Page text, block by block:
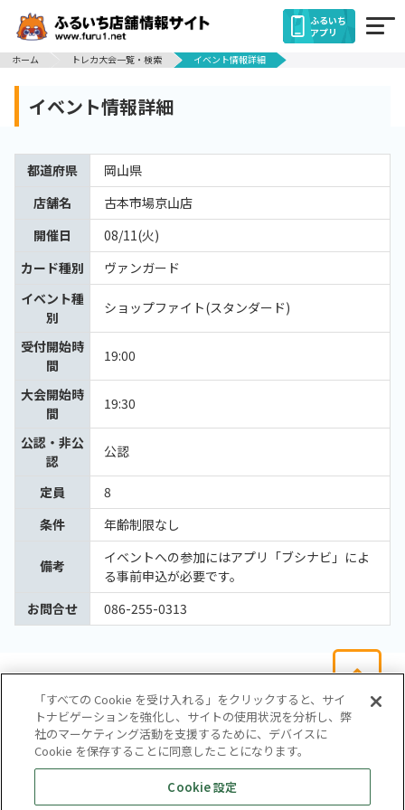
ふるいち
アプリ
ホーム
トレカ大会一覧・検索 イベント情報詳細
イベント情報詳細
都道府県
岡山県
店舗名
古本市場京山店
開催日
08/11(火)
カード種別
ヴァンガード
イベント種
別
ショップファイト(スタンダード)
受付開始時
間
19:00
大会開始時
間
19:30
公認・非公
認
公認
定員
8
条件
年齢制限なし
備考
イベントへの参加にはアプリ「ブシナビ」によ
る事前申込が必要です。
お問合せ
086-255-0313
会社概要
サイトマップ
お問い合わせ
個人情報保護方針
「すべての Cookie を受け入れる」をクリックすると、サイ
トナビゲーションを強化し、サイトの使用状況を分析し、弊
社のマーケティング活動を支援するために、デバイスに
Cookie を保存することに同意したことになります。
Cookie 設定